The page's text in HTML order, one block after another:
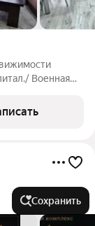
Boенная
в аpeнду.
Сохранить